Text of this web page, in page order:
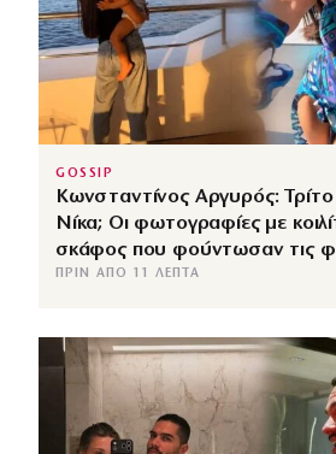
GOSSIP
Κωνσταντίνος Αργυρός:
Νίκα; Οι φωτογραφίες με
σκάφος που φούντωσαν τις
ΠΡΙΝ ΑΠΌ 11 ΛΕΠΤΆ